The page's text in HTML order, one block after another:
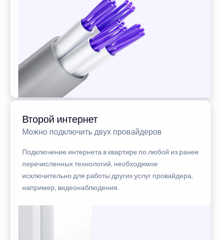
Второй интернет
Можно подключить двух провайдеров
Подключение интернета в квартире по любой из ранее
перечисленных технологий, необходимое
исключительно для работы других услуг провайдера,
например, видеонаблюдения.